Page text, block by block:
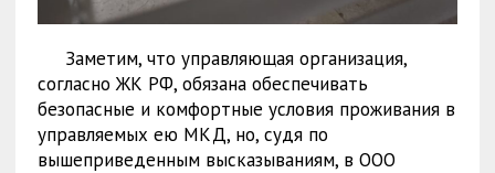
Заметим, что управляющая организация,
согласно ЖК РФ, обязана обеспечивать
безопасные и комфортные условия проживания в
управляемых ею МКД, но, судя по
вышеприведенным высказываниям, в ООО